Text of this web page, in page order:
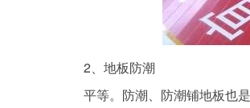
2、地板防潮
平等。防潮、防潮铺地板也是